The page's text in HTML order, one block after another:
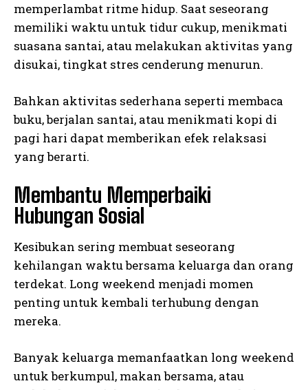
memperlambat ritme hidup. Saat seseorang
memiliki waktu untuk tidur cukup, menikmati
suasana santai, atau melakukan aktivitas yang
disukai, tingkat stres cenderung menurun.
Bahkan aktivitas sederhana seperti membaca
buku, berjalan santai, atau menikmati kopi di
pagi hari dapat memberikan efek relaksasi
yang berarti.
Membantu Memperbaiki
Hubungan Sosial
Kesibukan sering membuat seseorang
kehilangan waktu bersama keluarga dan orang
terdekat. Long weekend menjadi momen
penting untuk kembali terhubung dengan
mereka.
Banyak keluarga memanfaatkan long weekend
untuk berkumpul, makan bersama, atau